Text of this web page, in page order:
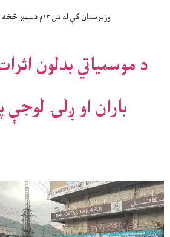
وزیرستان کې له نن ۱۳م دسمبر څخه د باران او واورې وریدو امکان دې
د موسمياتي بدلون
باران او ږلۍ